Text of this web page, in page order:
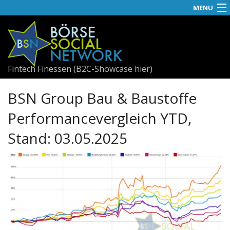
MENU
APA-OTS
Social
Best
Useletter
Visual RS
Awards
Fachhefte
Fintech Finessen (B2C-Showcase hier)
BSN Group Bau & Baustoffe
Performancevergleich YTD,
Stand: 03.05.2025